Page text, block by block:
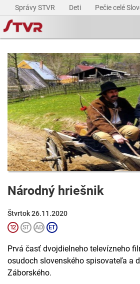
Správy STVR Deti Pečie celé
Národný hriešnik
Štvrtok 26.11.2020
Prvá časť dvojdielneho televízneho
osudoch slovenského spisovateľa a
Záborského.